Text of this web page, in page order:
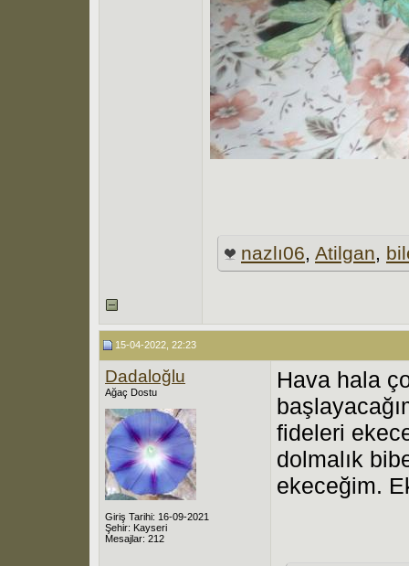
nazlı06, Atilgan,
15-04-2022, 22:23
Dadaloğlu
Ağaç Dostu
Giriş Tarihi: 16-09-2021
Şehir: Kayseri
Mesajlar: 212
Hava hala
fideleri
dolmalık
ekeceğim.